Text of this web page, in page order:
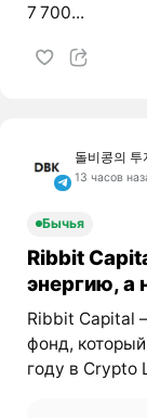
7 700...
돌비콩의 투
13 часов
Бычья
Ribbit
энергию, а
Ribbit Capital
фонд,
году в Crypto